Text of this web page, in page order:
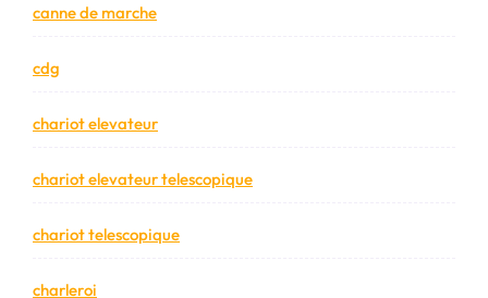
canne de marche
cdg
chariot elevateur
chariot elevateur telescopique
chariot telescopique
charleroi